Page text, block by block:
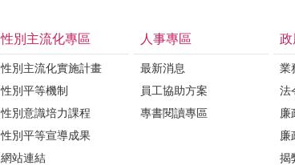
性別主流化專區
性別主流化實施計畫
性別平等機制
性別意識培力課程
性別平等宣導成果
網站連結
人事專區
最新消息
員工協助方案
專書閱讀專區
政
業
法
廉
廉
揭